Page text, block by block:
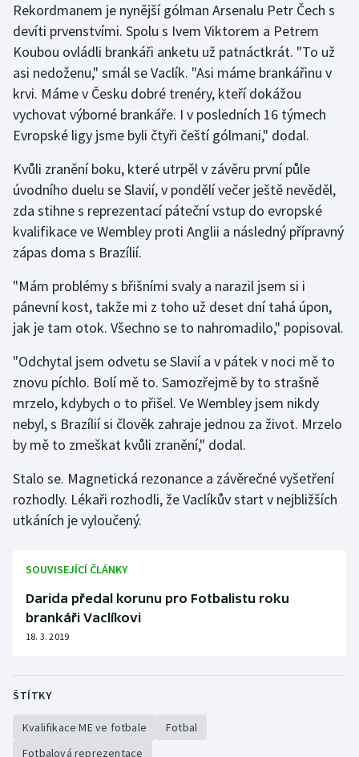
Rekordmanem je nynější gólman Arsenalu Petr Čech s
devíti prvenstvími. Spolu s Ivem Viktorem a Petrem
Koubou ovládli brankáři anketu už patnáctkrát. "To už
asi nedoženu," smál se Vaclík. "Asi máme brankářinu v
krvi. Máme v Česku dobré trenéry, kteří dokážou
vychovat výborné brankáře. I v posledních 16 týmech
Evropské ligy jsme byli čtyři čeští gólmani," dodal.
Kvůli zranění boku, které utrpěl v závěru první půle
úvodního duelu se Slavií, v pondělí večer ještě nevěděl,
zda stihne s reprezentací páteční vstup do evropské
kvalifikace ve Wembley proti Anglii a následný přípravný
zápas doma s Brazílií.
"Mám problémy s břišními svaly a narazil jsem si i
pánevní kost, takže mi z toho už deset dní tahá úpon,
jak je tam otok. Všechno se to nahromadilo," popisoval.
"Odchytal jsem odvetu se Slavií a v pátek v noci mě to
znovu píchlo. Bolí mě to. Samozřejmě by to strašně
mrzelo, kdybych o to přišel. Ve Wembley jsem nikdy
nebyl, s Brazílií si člověk zahraje jednou za život. Mrzelo
by mě to zmeškat kvůli zranění," dodal.
Stalo se. Magnetická rezonance a závěrečné vyšetření
rozhodly. Lékaři rozhodli, že Vaclíkův start v nejbližších
utkáních je vyloučený.
SOUVISEJÍCÍ ČLÁNKY
Darida předal korunu pro Fotbalistu roku
brankáři Vaclíkovi
18. 3. 2019
ŠTÍTKY
Kvalifikace ME ve fotbale
Fotbal
Fotbalová reprezentace